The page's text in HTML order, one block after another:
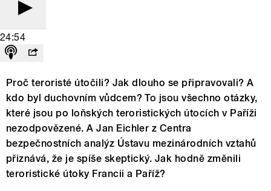
24:54
Proč teroristé útočili? Jak dlouho se připravovali? A
kdo byl duchovním vůdcem? To jsou všechno otázky,
které jsou po loňských teroristických útocích v Paříži
nezodpovězené. A Jan Eichler z Centra
bezpečnostních analýz Ústavu mezinárodních vztahů
přiznává, že je spíše skeptický. Jak hodně změnili
teroristické útoky Francii a Paříž?